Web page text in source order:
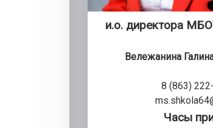
и.о. директора
Вележанина
8 (863)
Часы